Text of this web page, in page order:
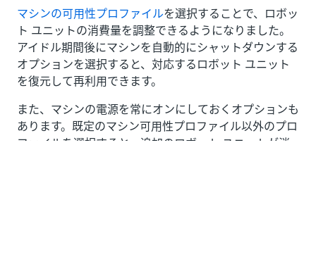
マシンの可用性プロファイルを選択することで、ロボッ
ト ユニットの消費量を調整できるようになりました。
アイドル期間後にマシンを自動的にシャットダウンする
オプションを選択すると、対応するロボット ユニット
を復元して再利用できます。
また、マシンの電源を常にオンにしておくオプションも
あります。既定のマシン可用性プロファイル以外のプロ
ファイルを選択すると、追加のロボット ユニットが消